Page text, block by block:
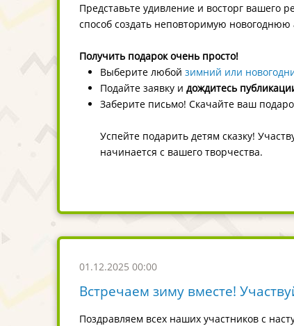
Представьте удивление и восторг вашего
способ создать неповторимую
Получить подарок очень просто!
Выберите любой зимний или
Подайте заявку и дождитесь
Заберите письмо! Скачайте ваш
Успейте подарить детям сказку!
начинается с вашего творчества.
01.12.2025 00:00
Встречаем зиму вместе!
Поздравляем всех наших участников с